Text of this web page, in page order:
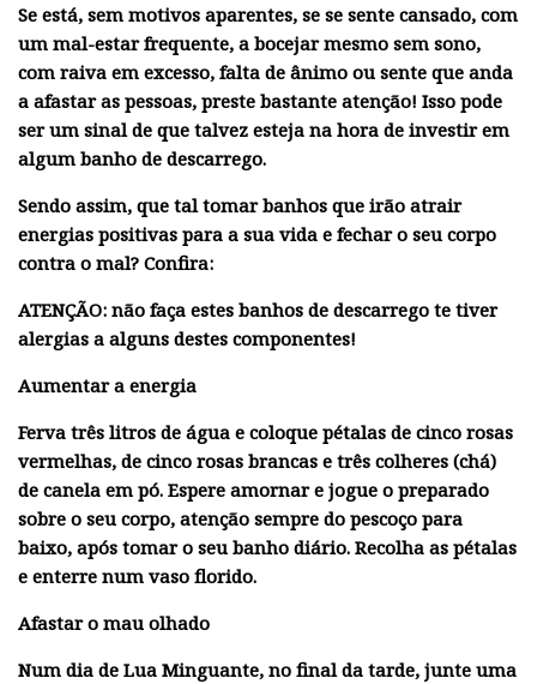
Se está, sem motivos aparentes, se se sente cansado, com
um mal-estar frequente, a bocejar mesmo sem sono,
com raiva em excesso, falta de ânimo ou sente que anda
a afastar as pessoas, preste bastante atenção! Isso pode
ser um sinal de que talvez esteja na hora de investir em
algum banho de descarrego.
Sendo assim, que tal tomar banhos que irão atrair
energias positivas para a sua vida e fechar o seu corpo
contra o mal? Confira:
ATENÇÃO: não faça estes banhos de descarrego te tiver
alergias a alguns destes componentes!
Aumentar a energia
Ferva três litros de água e coloque pétalas de cinco rosas
vermelhas, de cinco rosas brancas e três colheres (chá)
de canela em pó. Espere amornar e jogue o preparado
sobre o seu corpo, atenção sempre do pescoço para
baixo, após tomar o seu banho diário. Recolha as pétalas
e enterre num vaso florido.
Afastar o mau olhado
Num dia de Lua Minguante, no final da tarde, junte uma